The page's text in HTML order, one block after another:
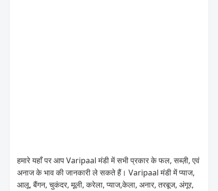
हमारे यहाँ पर आप Varipaal मंडी में सभी प्रकार के फल, सब्ज़ी, एवं
अनाज के भाव की जानकारी ले सकते हैं। Varipaal मंडी में प्याज,
आलू, बैंगन, चुकंदर, मूली, करेला, प्याज,केला, अनार, तरबूज, अंगूर,